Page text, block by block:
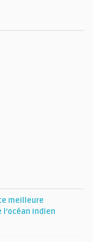
meilleure
Indien